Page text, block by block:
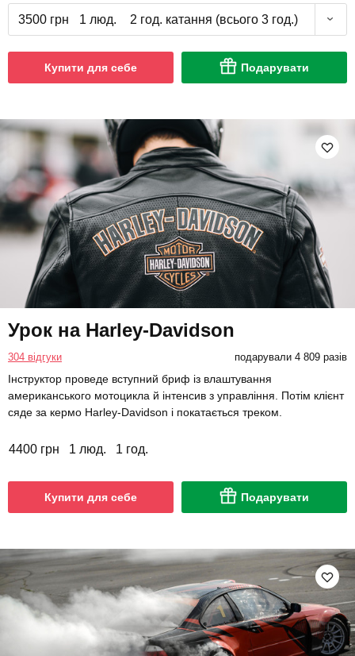
3500 грн 1 люд. 2 год. катання (всього 3 год.)
Купити для себе Подарувати
Урок на Harley-Davidson
304 відгуки подарували 4 809 разів
Інструктор проведе вступний бриф із влаштування
американського мотоцикла й інтенсив з управління. Потім клієнт
сяде за кермо Harley-Davidson і покатається треком.
4400 грн 1 люд. 1 год.
Купити для себе Подарувати